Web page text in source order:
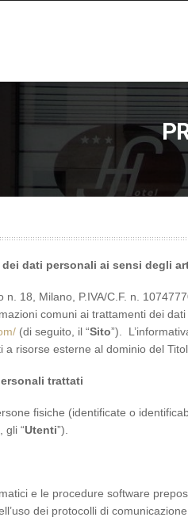
dati personali ai sensi degli
n. 18, Milano, P.IVA/C.F. n.
comuni ai trattamenti dei
(di seguito, il “Sito”).
risorse esterne al dominio del
trattati
fisiche (identificate o
gli “Utenti”).
e le procedure software
dei protocolli di